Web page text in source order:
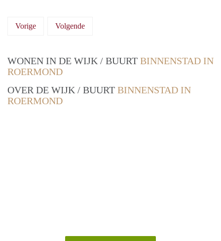
Vorige Volgende
WONEN IN DE WIJK / BUURT BINNENSTAD IN
ROERMOND
OVER DE WIJK / BUURT BINNENSTAD IN
ROERMOND